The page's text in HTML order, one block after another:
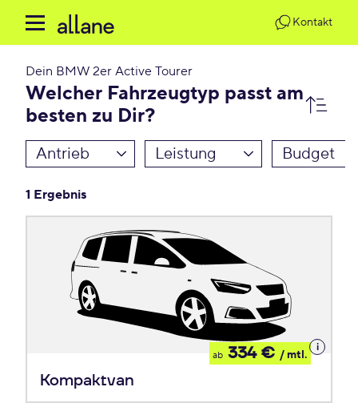
Kontakt
Dein BMW 2er Active Tourer
Welcher Fahrzeugtyp passt am
besten zu Dir?
Antrieb Leistung Budget
1 Ergebnis
Kompaktvan
ab 334 € / mtl.
Details
zum